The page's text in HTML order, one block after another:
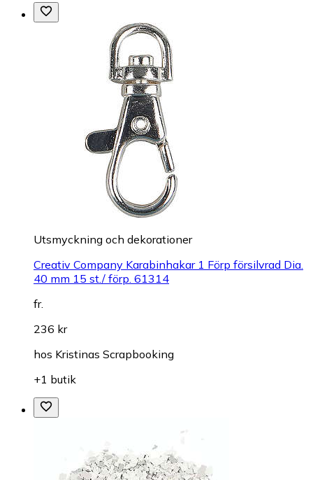
Utsmyckning och dekorationer
Creativ Company Karabinhakar 1 Förp försilvrad Dia.
40 mm 15 st./ förp. 61314
fr.
236 kr
hos Kristinas Scrapbooking
+1 butik